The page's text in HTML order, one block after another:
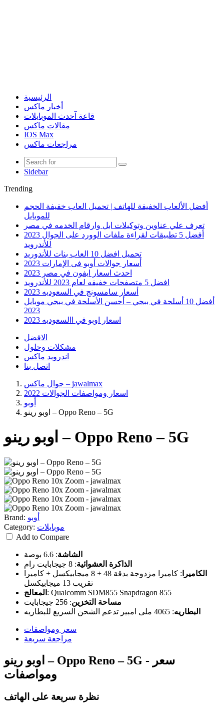
الرئيسية
أخبار ماكس
قاعة آحدث الموبايلات
مقالات ماكس
IOS Max
مراجعات ماكس
Sidebar
Trending
أفضل الألعاب الخفيفة للهاتف | تحميل العاب خفيفة الحجم
للموبايل
تعرف علي عناوين وتوكيلات ابل وارقام الخدمه في مصر
أفضل 5 تطبيقات لقراءة ملفات الوورد على الجوال 2023
للأندرويد
تحميل افضل 10 العاب بنات للأندوريد
أسعار جوالات أوبو فى الإمارات 2023
احدث اسعار ايفون في مصر 2023
افضل 5 متصفحات خفيفه لعام 2023 للأندرويد
أسعار سامسونج في السعوديه 2023
أفضل 10 أسلحة في ببجي – أحسن الأسلحة في ببجي موبايل
2023
اسعار اوبو في االسعوديه 2023
الافضل
مشكلات وحلول
اندرويد ماكس
اتصل بنا
جوال ماكس – jawalmax
اسعار ومواصفات الجوالات 2022
أوبو
اوبو رينو – Oppo Reno – 5G
اوبو رينو – Oppo Reno – 5G
Brand: أوبو
Category: موبايلات
Add to Compare
الشاشة: 6.6 بوصة
الذاكرة العشوائية: 8 جيجابايت رام
الكاميرا :
كاميرا مزدوجة بدقة 48 + 8 ميجابيكسل + كاميرا
تقريب 13 ميجابيكسل
المعالج : Qualcomm SDM855 Snapdragon 855
مساحة التخزين: 256 جيجابايت
البطاريه: 4065 ملى امبير تدعم الشحن السريع للبطاريه
سعر ومواصفات
مراجعة سريعة
اوبو رينو – Oppo Reno – 5G - سعر
ومواصفات
نظرة سريعة على الهاتف